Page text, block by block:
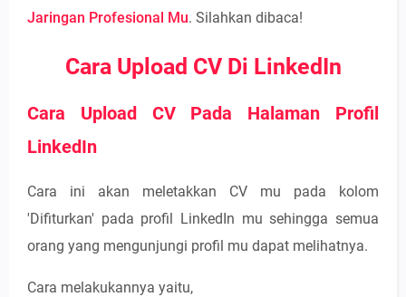
Jaringan Profesional Mu. Silahkan dibaca!
Cara Upload CV Di LinkedIn
Cara Upload CV Pada Halaman Profil
LinkedIn
Cara ini akan meletakkan CV mu pada kolom
'Difiturkan' pada profil LinkedIn mu sehingga semua
orang yang mengunjungi profil mu dapat melihatnya.
Cara melakukannya yaitu,